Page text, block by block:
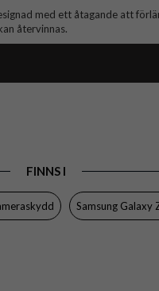
med ett åtagande att
återvinnas.
FINNS I
Samsung Galaxy